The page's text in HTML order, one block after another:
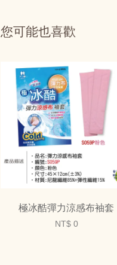
您可能也喜歡
極冰酷彈力涼感布袖套
NT$ 0